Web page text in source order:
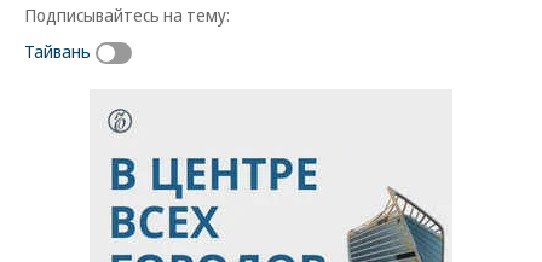
Подписывайтесь на тему:
Тайвань